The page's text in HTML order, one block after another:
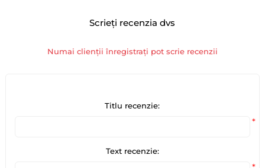
Scrieți recenzia dvs
Numai clienții înregistrați pot scrie recenzii
Titlu recenzie:
*
Text recenzie: